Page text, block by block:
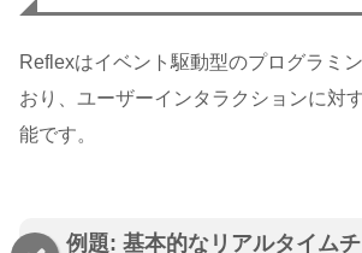
Reflexはイベント駆動型のプログラミ
おり、ユーザーインタラクションに対
能です。
例題: 基本的なリアルタイム